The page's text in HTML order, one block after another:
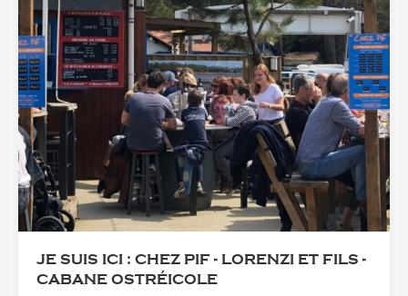
JE SUIS ICI : CHEZ PIF - LORENZI ET FILS -
CABANE OSTRÉICOLE